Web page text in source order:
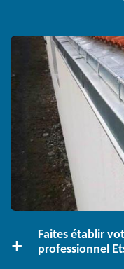
Faites établir
professionnel